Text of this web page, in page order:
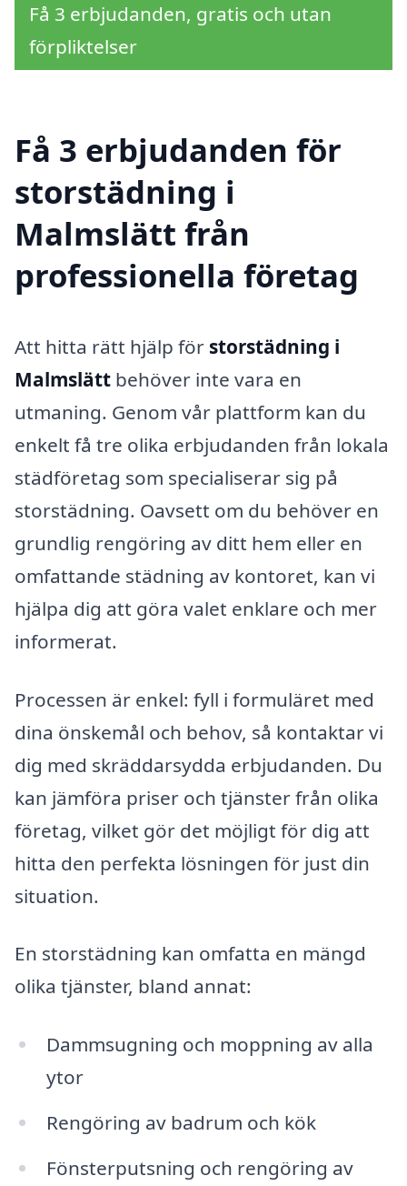
Få 3 erbjudanden, gratis och utan
förpliktelser
Få 3 erbjudanden för
storstädning i
Malmslätt från
professionella företag
Att hitta rätt hjälp för storstädning i
Malmslätt behöver inte vara en
utmaning. Genom vår plattform kan du
enkelt få tre olika erbjudanden från lokala
städföretag som specialiserar sig på
storstädning. Oavsett om du behöver en
grundlig rengöring av ditt hem eller en
omfattande städning av kontoret, kan vi
hjälpa dig att göra valet enklare och mer
informerat.
Processen är enkel: fyll i formuläret med
dina önskemål och behov, så kontaktar vi
dig med skräddarsydda erbjudanden. Du
kan jämföra priser och tjänster från olika
företag, vilket gör det möjligt för dig att
hitta den perfekta lösningen för just din
situation.
En storstädning kan omfatta en mängd
olika tjänster, bland annat:
Dammsugning och moppning av alla
ytor
Rengöring av badrum och kök
Fönsterputsning och rengöring av